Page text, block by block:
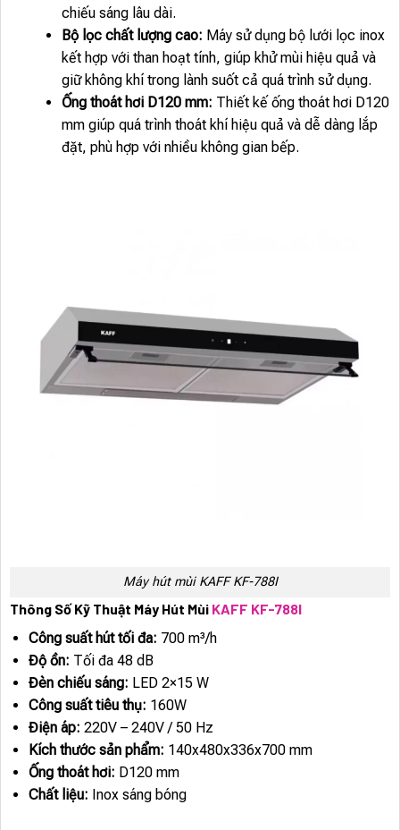
chiếu sáng lâu dài.
Bộ lọc chất lượng cao: Máy sử dụng bộ lưới lọc inox
kết hợp với than hoạt tính, giúp khử mùi hiệu quả và
giữ không khí trong lành suốt cả quá trình sử dụng.
Ống thoát hơi D120 mm: Thiết kế ống thoát hơi D120
mm giúp quá trình thoát khí hiệu quả và dễ dàng lắp
đặt, phù hợp với nhiều không gian bếp.
Máy hút mùi KAFF KF-788I
Thông Số Kỹ Thuật Máy Hút Mùi KAFF KF-788I
Công suất hút tối đa: 700 m³/h
Độ ồn: Tối đa 48 dB
Đèn chiếu sáng: LED 2×15 W
Công suất tiêu thụ: 160W
Điện áp: 220V – 240V / 50 Hz
Kích thước sản phẩm: 140x480x336x700 mm
Ống thoát hơi: D120 mm
Chất liệu: Inox sáng bóng